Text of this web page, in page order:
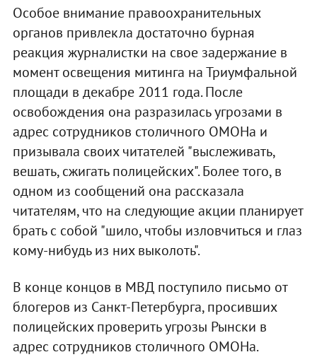
Особое внимание правоохранительных
органов привлекла достаточно бурная
реакция журналистки на свое задержание в
момент освещения митинга на Триумфальной
площади в декабре 2011 года. После
освобождения она разразилась угрозами в
адрес сотрудников столичного ОМОНа и
призывала своих читателей "выслеживать,
вешать, сжигать полицейских". Более того, в
одном из сообщений она рассказала
читателям, что на следующие акции планирует
брать с собой "шило, чтобы изловчиться и глаз
кому-нибудь из них выколоть".
В конце концов в МВД поступило письмо от
блогеров из Санкт-Петербурга, просивших
полицейских проверить угрозы Рынски в
адрес сотрудников столичного ОМОНа.